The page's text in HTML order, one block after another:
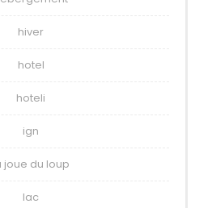
hiver
hotel
hoteli
ign
joue du loup
lac